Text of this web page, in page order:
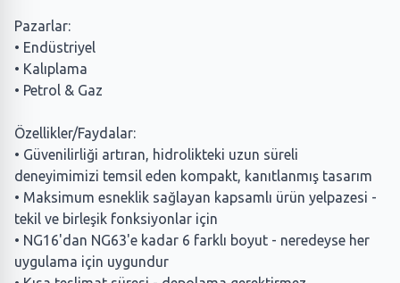
Pazarlar:
• Endüstriyel
• Kalıplama
• Petrol & Gaz
Özellikler/Faydalar:
• Güvenilirliği artıran, hidrolikteki uzun süreli
deneyimimizi temsil eden kompakt, kanıtlanmış tasarım
• Maksimum esneklik sağlayan kapsamlı ürün yelpazesi -
tekil ve birleşik fonksiyonlar için
• NG16'dan NG63'e kadar 6 farklı boyut - neredeyse her
uygulama için uygundur